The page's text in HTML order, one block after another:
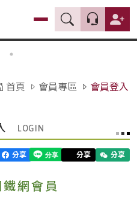
首頁 會員專區 會員登入
分享 分享 分享
網會員